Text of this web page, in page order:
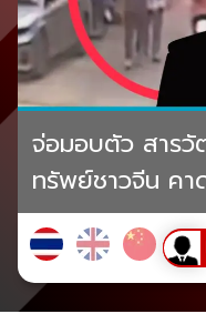
จ่อมอบตัว สารวั
ทรัพย์ชาวจีน คา